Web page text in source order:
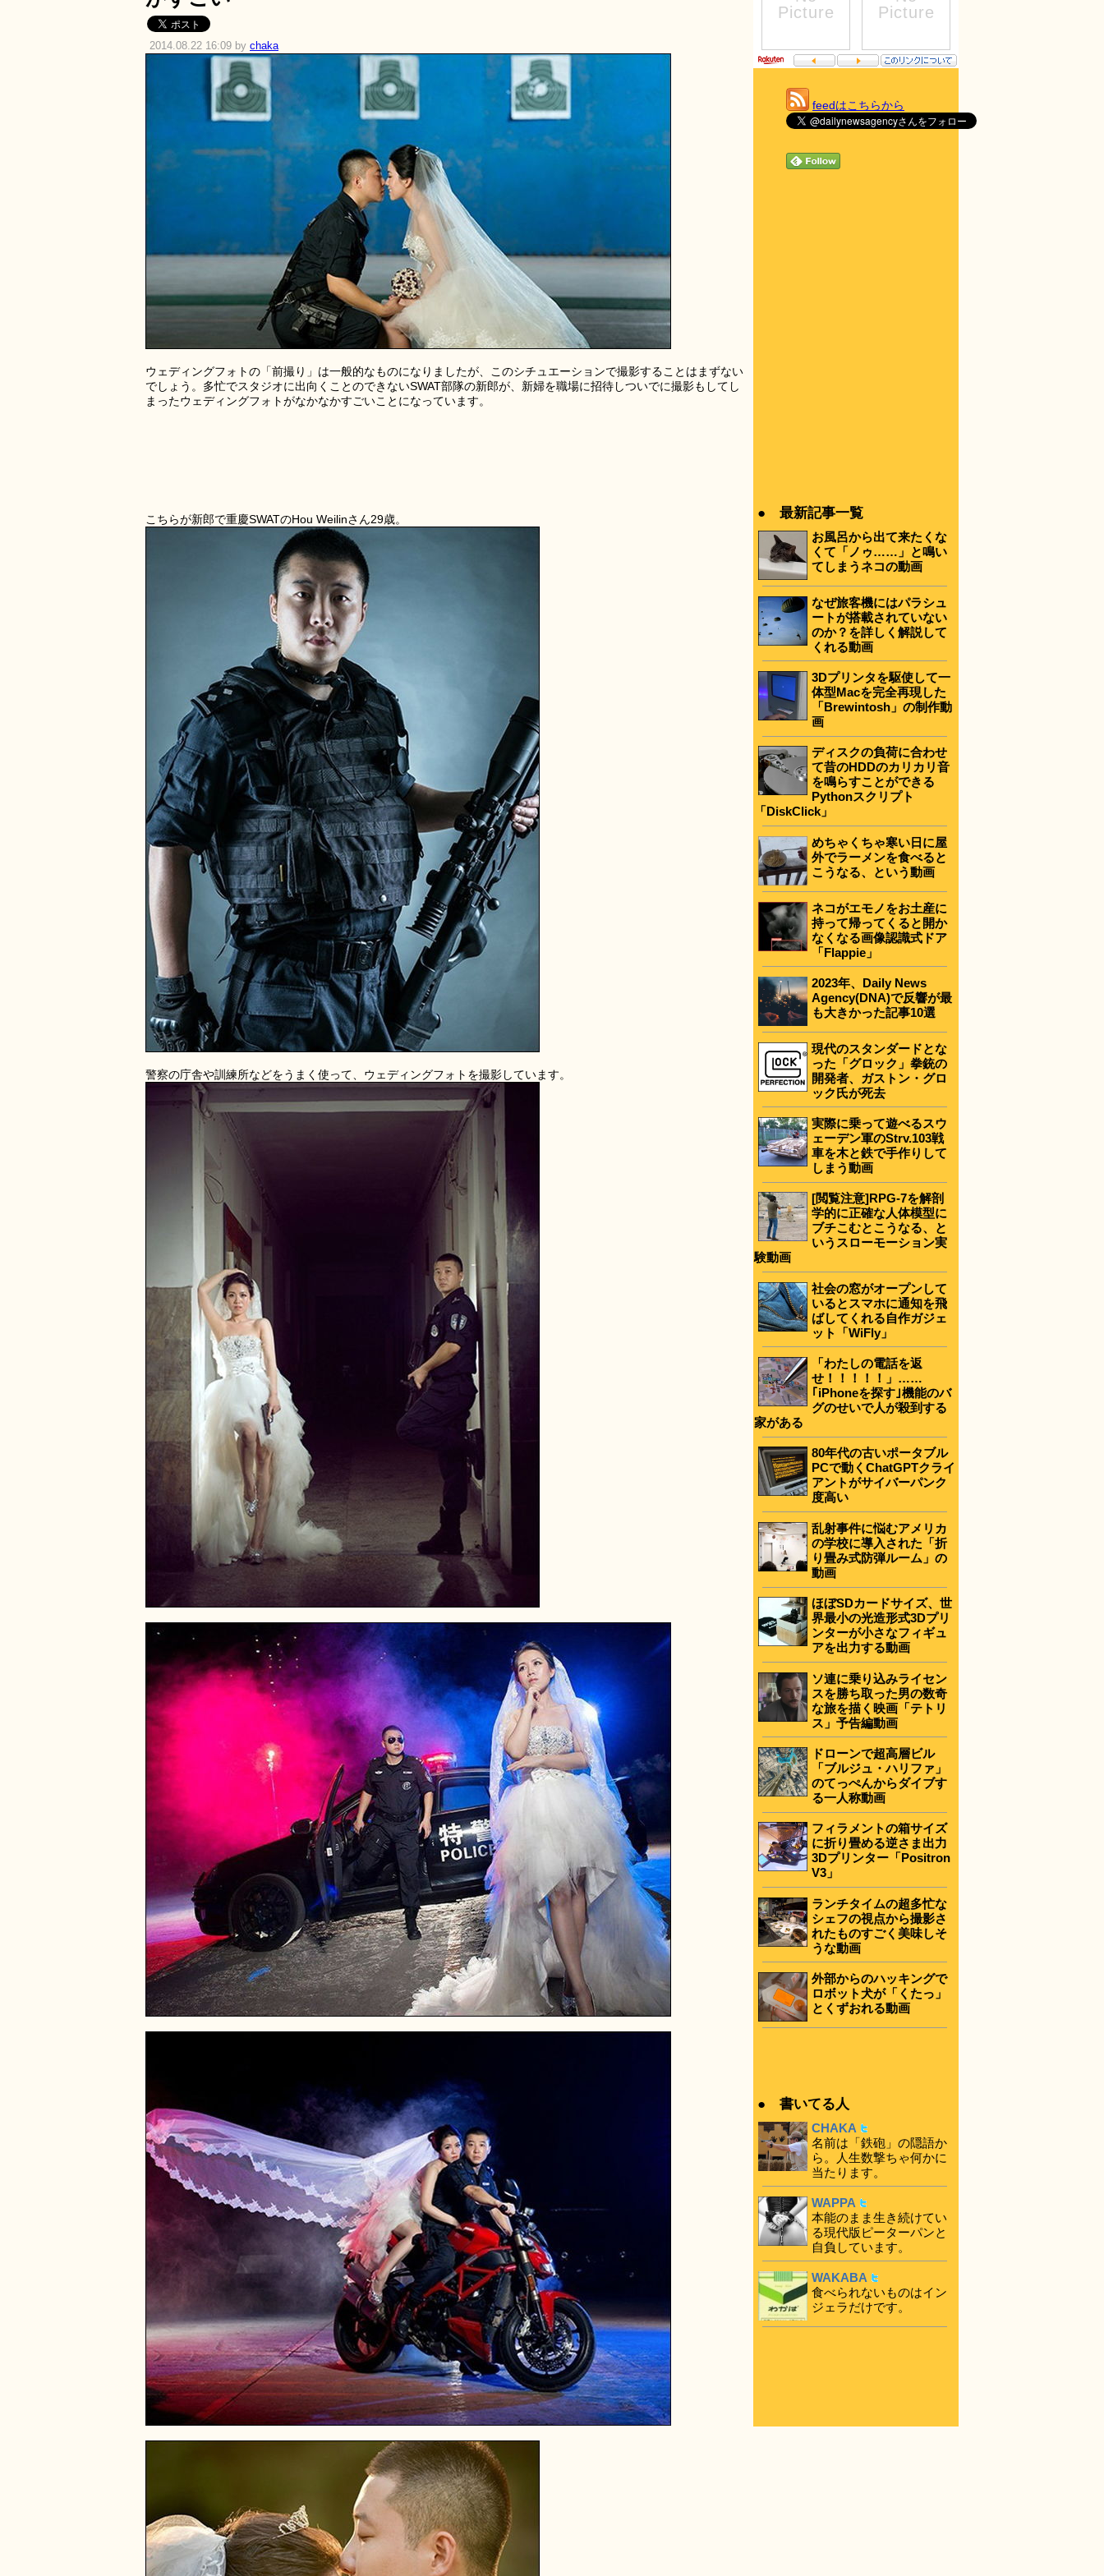
2014.08.22 16:09 by chaka
ウェディングフォトの「前撮り」は一般的なものになりましたが、このシチュエーションで撮影することはまずない
でしょう。多忙でスタジオに出向くことのできないSWAT部隊の新郎が、新婦を職場に招待しついでに撮影もしてし
まったウェディングフォトがなかなかすごいことになっています。
こちらが新郎で重慶SWATのHou Weilinさん29歳。
警察の庁舎や訓練所などをうまく使って、ウェディングフォトを撮影しています。
feedはこちらから
● 最新記事一覧
お風呂から出て来たくな
くて「ノゥ……」と鳴い
てしまうネコの動画
なぜ旅客機にはパラシュ
ートが搭載されていない
のか？を詳しく解説して
くれる動画
3Dプリンタを駆使して一
体型Macを完全再現した
「Brewintosh」の制作動
画
ディスクの負荷に合わせ
て昔のHDDのカリカリ音
を鳴らすことができる
Pythonスクリプト
「DiskClick」
めちゃくちゃ寒い日に屋
外でラーメンを食べると
こうなる、という動画
ネコがエモノをお土産に
持って帰ってくると開か
なくなる画像認識式ドア
「Flappie」
2023年、Daily News
Agency(DNA)で反響が最
も大きかった記事10選
現代のスタンダードとな
った「グロック」拳銃の
開発者、ガストン・グロ
ック氏が死去
実際に乗って遊べるスウ
ェーデン軍のStrv.103戦
車を木と鉄で手作りして
しまう動画
[閲覧注意]RPG-7を解剖
学的に正確な人体模型に
ブチこむとこうなる、と
いうスローモーション実
験動画
社会の窓がオープンして
いるとスマホに通知を飛
ばしてくれる自作ガジェ
ット「WiFly」
「わたしの電話を返
せ！！！！！」……
｢iPhoneを探す｣機能のバ
グのせいで人が殺到する
家がある
80年代の古いポータブル
PCで動くChatGPTクライ
アントがサイバーパンク
度高い
乱射事件に悩むアメリカ
の学校に導入された「折
り畳み式防弾ルーム」の
動画
ほぼSDカードサイズ、世
界最小の光造形式3Dプリ
ンターが小さなフィギュ
アを出力する動画
ソ連に乗り込みライセン
スを勝ち取った男の数奇
な旅を描く映画「テトリ
ス」予告編動画
ドローンで超高層ビル
「ブルジュ・ハリファ」
のてっぺんからダイブす
る一人称動画
フィラメントの箱サイズ
に折り畳める逆さま出力
3Dプリンター「Positron
V3」
ランチタイムの超多忙な
シェフの視点から撮影さ
れたものすごく美味しそ
うな動画
外部からのハッキングで
ロボット犬が「くたっ」
とくずおれる動画
● 書いてる人
CHAKA
名前は「鉄砲」の隠語か
ら。人生数撃ちゃ何かに
当たります。
WAPPA
本能のまま生き続けてい
る現代版ピーターパンと
自負しています。
WAKABA
食べられないものはイン
ジェラだけです。